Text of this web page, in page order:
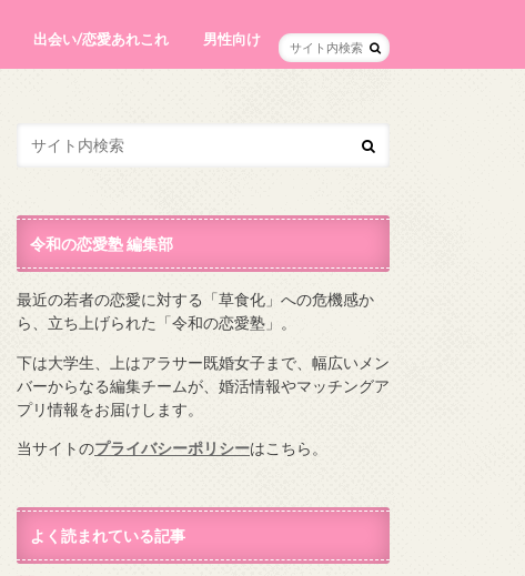
出会い/恋愛あれこれ 男性向け
令和の恋愛塾 編集部
最近の若者の恋愛に対する「草食化」への危機感か
ら、立ち上げられた「令和の恋愛塾」。
下は大学生、上はアラサー既婚女子まで、幅広いメン
バーからなる編集チームが、婚活情報やマッチングア
プリ情報をお届けします。
当サイトのプライバシーポリシーはこちら。
よく読まれている記事